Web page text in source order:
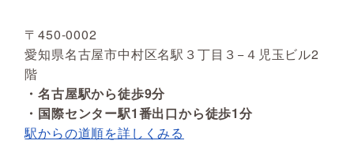
〒450-0002
愛知県名古屋市中村区名駅３丁目３−４児玉ビル2
階
・名古屋駅から徒歩9分
・国際センター駅1番出口から徒歩1分
駅からの道順を詳しくみる